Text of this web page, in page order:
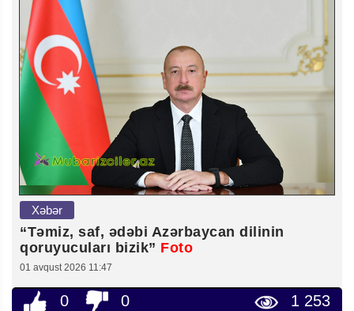
Xəbər
“Təmiz, saf, ədəbi Azərbaycan dilinin
qoruyucuları bizik” Foto
01 avqust 2026 11:47
0 0 1 253